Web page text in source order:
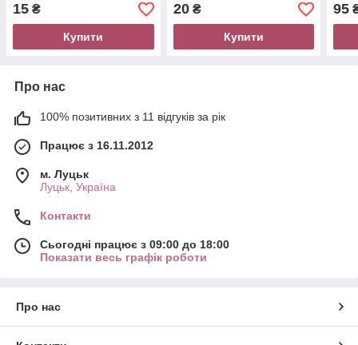
15 ₴
Купити
20₴
Купити
95
Про нас
100% позитивних з 11 відгуків за рік
Працює з 16.11.2012
м. Луцьк
Луцьк, Україна
Контакти
Сьогодні працює з 09:00 до 18:00
Показати весь графік роботи
Про нас